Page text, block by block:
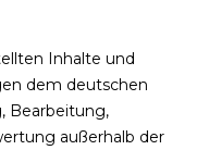
Inhalte und
dem deutschen
Bearbeitung,
außerhalb der